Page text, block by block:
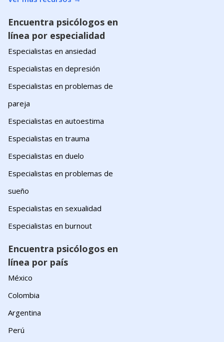
Encuentra psicólogos en
línea por especialidad
Especialistas en ansiedad
Especialistas en depresión
Especialistas en problemas de
pareja
Especialistas en autoestima
Especialistas en trauma
Especialistas en duelo
Especialistas en problemas de
sueño
Especialistas en sexualidad
Especialistas en burnout
Encuentra psicólogos en
línea por país
México
Colombia
Argentina
Perú